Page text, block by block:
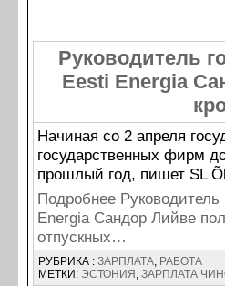
Руководитель
Eesti Energia
Начиная со 2 апреля
государственных фирм
прошлый год, пишет SL
Подробнее Руководитель
Energia Сандор Лийве
отпускных…
РУБРИКА : ЗАРПЛАТА, РАБОТА
МЕТКИ: ЭСТОНИЯ , ЗАРПЛАТА